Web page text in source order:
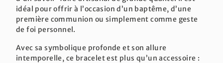
idéal pour offrir à l’occasion d’un baptême, d’une
première communion ou simplement comme geste
de foi personnel.
Avec sa symbolique profonde et son allure
intemporelle, ce bracelet est plus qu’un accessoire :